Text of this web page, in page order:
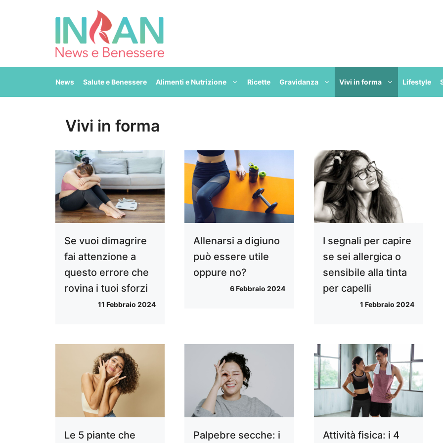
News Salute e Benessere Alimenti e Nutrizione Ricette Gravidanza Vivi in forma Lifestyle
Vivi in forma
Se vuoi dimagrire
fai attenzione a
questo errore che
rovina i tuoi sforzi
11 Febbraio 2024
Allenarsi a digiuno
può essere utile
oppure no?
6 Febbraio 2024
I segnali per capire
se sei allergica o
sensibile alla tinta
per capelli
1 Febbraio 2024
Le 5 piante che Palpebre secche: i Attività fisica: i 4